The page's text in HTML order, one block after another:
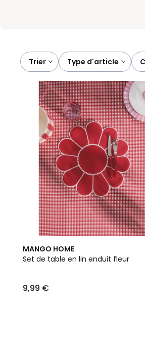
Trier type d'article
MANGO HOME
Set de table en lin enduit fleur
€.
9,99 €